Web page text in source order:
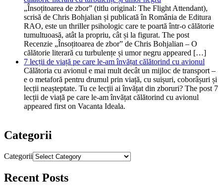
„Însoțitoarea de zbor” (titlu original: The Flight Attendant),
scrisă de Chris Bohjalian și publicată în România de Editura
RAO, este un thriller psihologic care te poartă într-o călătorie
tumultuoasă, atât la propriu, cât și la figurat. The post
Recenzie „Însoțitoarea de zbor” de Chris Bohjalian – O
călătorie literară cu turbulențe și umor negru appeared […]
7 lecții de viață pe care le-am învățat călătorind cu avionul
Călătoria cu avionul e mai mult decât un mijloc de transport –
e o metaforă pentru drumul prin viață, cu suișuri, coborâșuri și
lecții neașteptate. Tu ce lecții ai învățat din zboruri? The post 7
lecții de viață pe care le-am învățat călătorind cu avionul
appeared first on Vacanta Ideala.
Categorii
Categorii
Recent Posts